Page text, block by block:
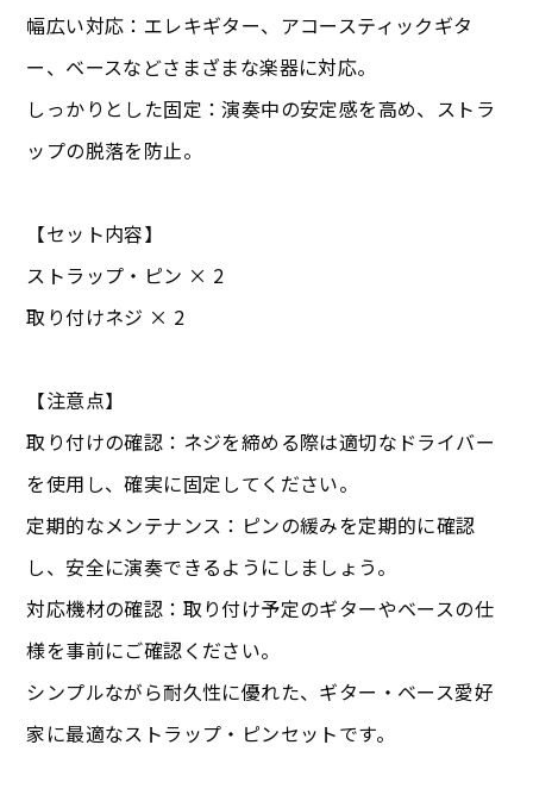
幅広い対応：エレキギター、アコースティックギタ
ー、ベースなどさまざまな楽器に対応。
しっかりとした固定：演奏中の安定感を高め、ストラ
ップの脱落を防止。
【セット内容】
ストラップ・ピン × 2
取り付けネジ × 2
【注意点】
取り付けの確認：ネジを締める際は適切なドライバー
を使用し、確実に固定してください。
定期的なメンテナンス：ピンの緩みを定期的に確認
し、安全に演奏できるようにしましょう。
対応機材の確認：取り付け予定のギターやベースの仕
様を事前にご確認ください。
シンプルながら耐久性に優れた、ギター・ベース愛好
家に最適なストラップ・ピンセットです。